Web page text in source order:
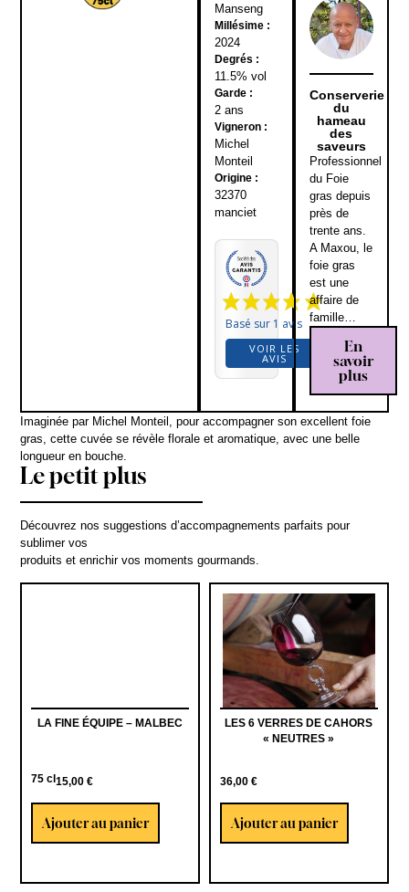
Manseng
Millésime :
2024
Degrés :
11.5% vol
Garde :
2 ans
Vigneron :
Michel
Monteil
Origine :
32370
manciet
Basé sur 1 avis
VOIR LES
AVIS
Conserverie
du
hameau
des
saveurs
Professionnel
du Foie
gras depuis
près de
trente ans.
A Maxou, le
foie gras
est une
affaire de
famille…
En
savoir
plus
Imaginée par Michel Monteil, pour accompagner son excellent foie
gras, cette cuvée se révèle f lorale et aromatique, avec une belle
longueur en bouche.
Le petit plus
Découvrez nos suggestions d’accompagnements parfaits pour
sublimer vos
produits et enrichir vos moments gourmands.
LA FINE ÉQUIPE – MALBEC
75 cl15,00€
Ajouter au panier
LES 6 VERRES DE CAHORS
« NEUTRES »
36,00 €
Ajouter au panier